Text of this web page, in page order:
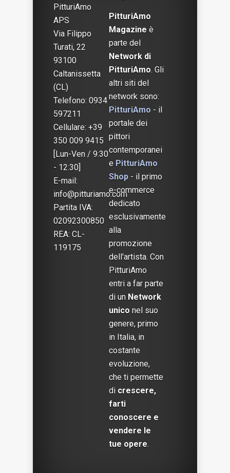
PitturiAmo
APS
Via Filippo
Turati, 22
93100
Caltanissetta
(CL)
Telefono: 0934
597211
Cellulare: +39
350 009 9415
[Lun-Ven / 9:30
- 12:30]
E-mail:
info@pitturiamo.com
Partita IVA:
02092300850
REA: CL-
119175
PitturiAmo
Magazine è
parte del
Network di
PitturiAmo. Gli
altri siti del
network sono:
PitturiAmo - il
portale dei
pittori
contemporanei
e PitturiAmo
Shop - il primo
e-commerce
dedicato
esclusivamente
alla
promozione
dell'artista. Con
PitturiAmo
entri a far parte
di un Network
unico nel suo
genere, primo
in Italia, in
costante
evoluzione,
che ti permette
di crescere,
farti
conoscere e
vendere le
tue opere.